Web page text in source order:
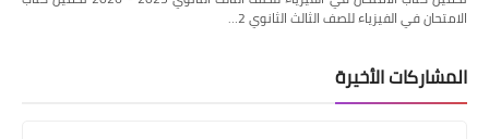
الامتحان في الفيزياء للصف الثالث الثانوي 2…
المشاركات الأخيرة